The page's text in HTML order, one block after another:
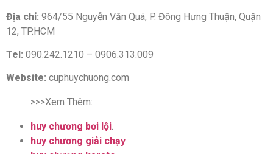
Địa chỉ: 964/55 Nguyễn Văn Quá, P. Đông Hưng Thuận, Quận
12, TP.HCM
Tel: 090.242.1210 – 0906.313.009
Website: cuphuychuong.com
>>>Xem Thêm:
huy chương bơi lội.
huy chương giải chạy